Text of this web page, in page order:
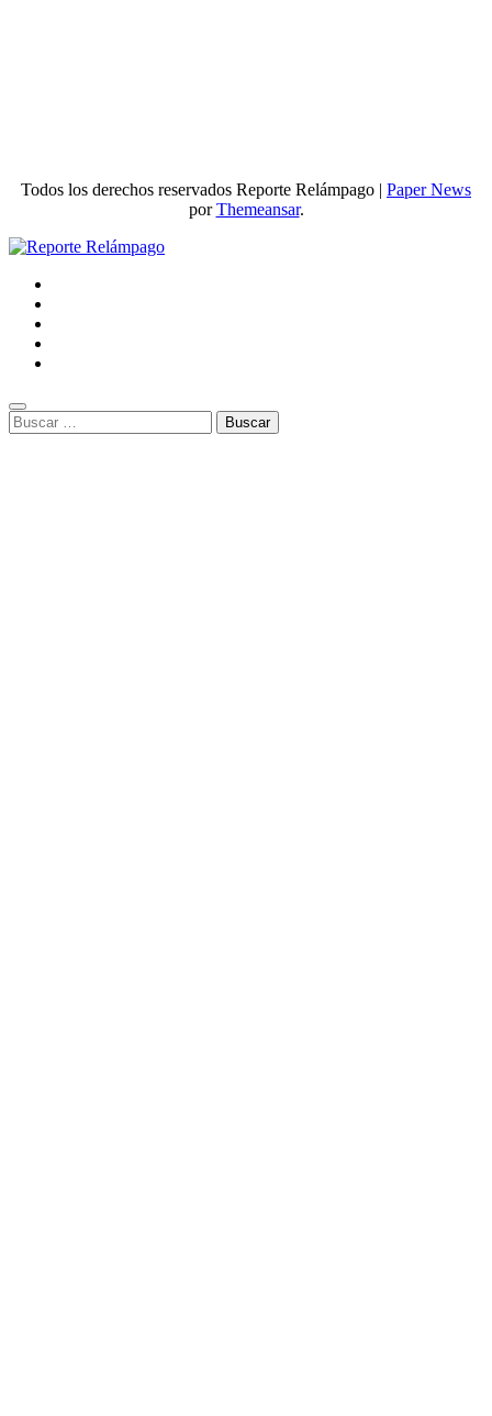
Todos los derechos reservados Reporte Relámpago | Paper News
porThemeansar.
Buscar: